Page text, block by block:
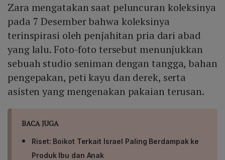
Zara mengatakan saat peluncuran koleksinya
pada 7 Desember bahwa koleksinya
terinspirasi oleh penjahitan pria dari abad
yang lalu. Foto-foto tersebut menunjukkan
sebuah studio seniman dengan tangga, bahan
pengepakan, peti kayu dan derek, serta
asisten yang mengenakan pakaian terusan.
BACA JUGA
Riset: Boikot Terkait Israel Paling Berdampak ke
Produk Ibu dan Anak